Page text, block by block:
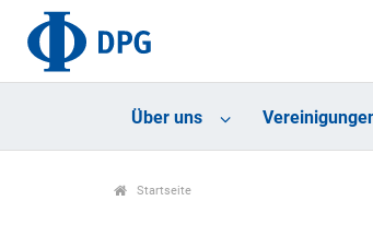
Über uns
Startseite